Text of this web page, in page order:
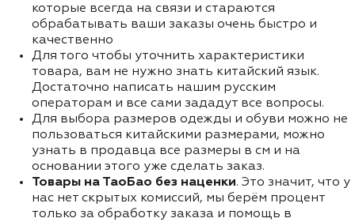
которые всегда на связи и стараются
обрабатывать ваши заказы очень быстро и
качественно
Для того чтобы уточнить характеристики
товара, вам не нужно знать китайский язык.
Достаточно написать нашим русским
операторам и все сами зададут все вопросы.
Для выбора размеров одежды и обуви можно не
пользоваться китайскими размерами, можно
узнать в продавца все размеры в см и на
основании этого уже сделать заказ.
Товары на ТаоБао без наценки. Это значит, что у
нас нет скрытых комиссий, мы берём процент
только за обработку заказа и помощь в